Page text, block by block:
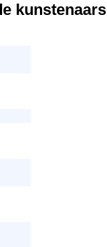
kunstenaars